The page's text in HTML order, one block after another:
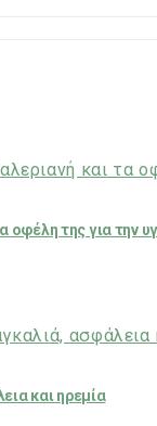
οφέλη της για την
και ηρεμία